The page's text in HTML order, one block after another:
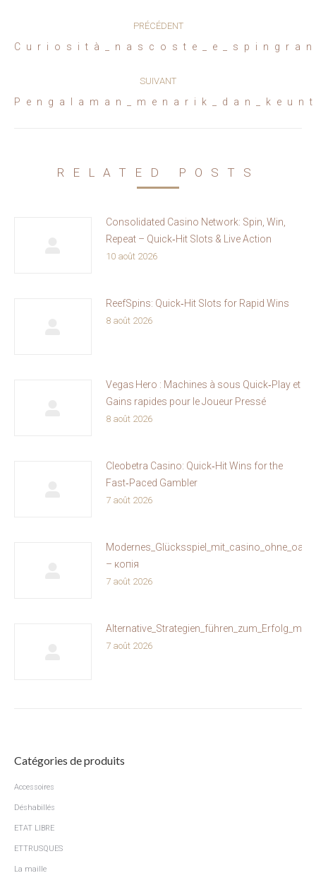
PRÉCÉDENT
Article
:
SUIVANT
Article
RELATED POSTS
Consolidated Casino Network: Spin, Win,
Repeat – Quick‑Hit Slots & Live Action
10 août 2026
ReefSpins: Quick‑Hit Slots for Rapid Wins
8 août 2026
Vegas Hero : Machines à sous Quick‑Play et
Gains rapides pour le Joueur Pressé
8 août 2026
Cleobetra Casino: Quick‑Hit Wins for the
Fast‑Paced Gambler
7 août 2026
– копія
7 août 2026
7 août 2026
Catégories de produits
Accessoires
Déshabillés
ETAT LIBRE
ETTRUSQUES
La maille